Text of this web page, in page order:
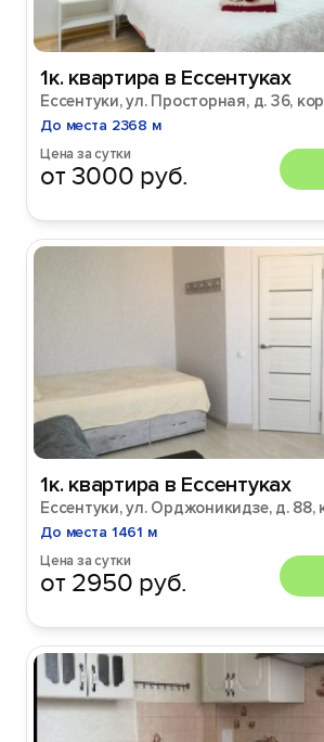
1к. квартира в Ессентуках
Ессентуки, ул. Просторная, д. 36,
До места 2368 м
Цена за сутки
от 3000 руб.
1к. квартира в Ессентуках
Ессентуки, ул. Орджоникидзе, д. 88,
До места 1461 м
Цена за сутки
от 2950 руб.